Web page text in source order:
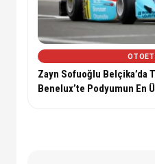
Zayn Sofuoğlu Belçika’da
Benelux’te Podyumun En